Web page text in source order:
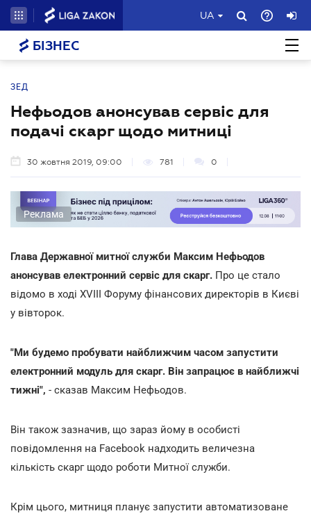
UA
БІЗНЕС
ЗЕД
Нефьодов анонсував сервіс для
подачі скарг щодо митниці
30 жовтня 2019, 09:00 781 0
Реклама
Глава Державної митної служби Максим Нефьодов
анонсував електронний сервіс для скарг. Про це стало
відомо в ході XVIII Форуму фінансових директорів в Києві
у вівторок.
"Ми будемо пробувати найближчим часом запустити
електронний модуль для скарг. Він запрацює в найближчі
тижні", - сказав Максим Нефьодов.
Він також зазначив, що зараз йому в особисті
повідомлення на Facebook надходить величезна
кількість скарг щодо роботи Митної служби.
Крім цього, митниця планує запустити автоматизоване